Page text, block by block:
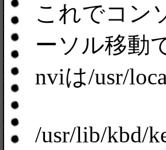
これでコン
ーソル移動
nviは/usr/
/usr/lib/kbd/